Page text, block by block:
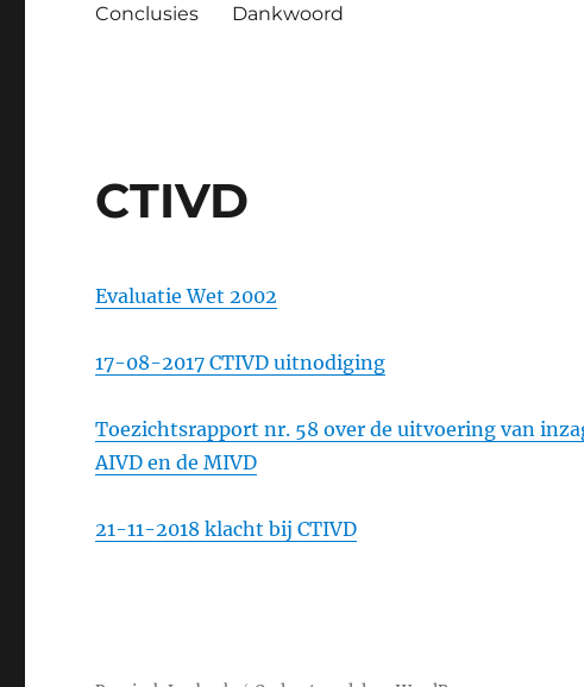
Conclusies Dankwoord
CTIVD
Evaluatie Wet 2002
17-08-2017 CTIVD uitnodiging
Toezichtsrapport nr. 58 over de uitvoering van
AIVD en de MIVD
21-11-2018 klacht bij CTIVD